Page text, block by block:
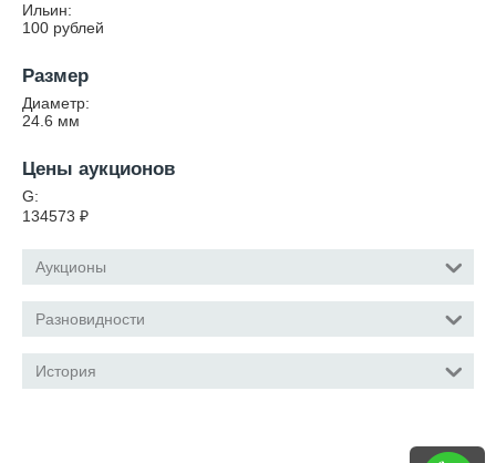
Ильин:
100 рублей
Размер
Диаметр:
24.6 мм
Цены аукционов
G:
134573 ₽
Аукционы
Разновидности
История